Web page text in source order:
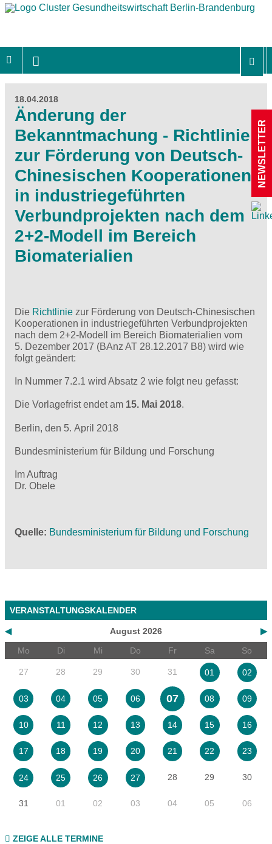
18.04.2018
Änderung der
Bekanntmachung - Richtlinie
zur Förderung von Deutsch-
Chinesischen Kooperationen
in industriegeführten
Verbundprojekten nach dem
2+2-Modell im Bereich
Biomaterialien
Die Richtlinie zur Förderung von Deutsch-Chinesischen
Kooperationen in industriegeführten Verbundprojekten
nach dem 2+2-Modell im Bereich Biomaterialien vom
5. Dezember 2017 (BAnz AT 28.12.2017 B8) wird wie
folgt geändert:
In Nummer 7.2.1 wird Absatz 2 wie folgt neu gefasst:
Die Vorlagefrist endet am 15. Mai 2018.
Berlin, den 5. April 2018
Bundesministerium für Bildung und Forschung
Im Auftrag
Dr. Obele
Quelle Bundesministerium für Bildung und Forschung
VERANSTALTUNGSKALENDER
◀ ▶
August 2026
Mo
Di Mi Do Fr Sa So
27 28 29 30 31 01 02
03 04 05 06 07 08 09
10 11 12 13 14 15 16
17 18 19 20 21 22 23
24 25 26 27 28 29 30
31 01 02 03 04 05 06
ZEIGE ALLE TERMINE
NEWSLETTER